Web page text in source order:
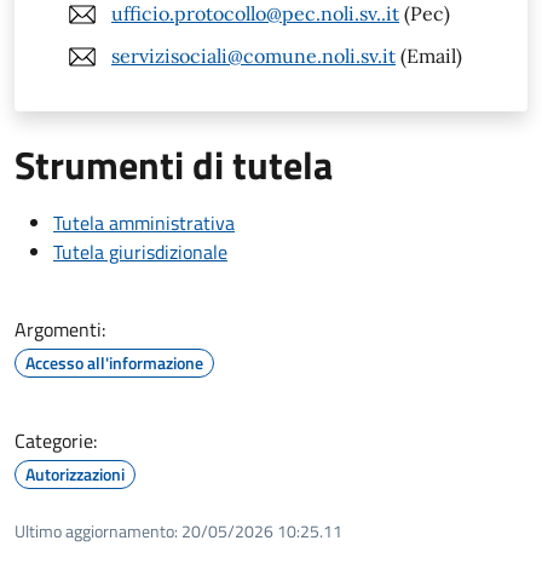
ufficio.protocollo@pec.noli.sv..it (Pec)
servizisociali@comune.noli.sv.it (Email)
Strumenti di tutela
Tutela amministrativa
Tutela giurisdizionale
Argomenti:
Accesso all'informazione
Categorie:
Autorizzazioni
Ultimo aggiornamento: 20/05/2026 10:25.11